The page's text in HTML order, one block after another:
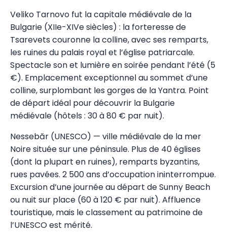
Veliko Tarnovo fut la capitale médiévale de la
Bulgarie (XIIe-XIVe siècles) : la forteresse de
Tsarevets couronne la colline, avec ses remparts,
les ruines du palais royal et l’église patriarcale.
Spectacle son et lumière en soirée pendant l’été (5
€). Emplacement exceptionnel au sommet d’une
colline, surplombant les gorges de la Yantra. Point
de départ idéal pour découvrir la Bulgarie
médiévale (hôtels : 30 à 80 € par nuit).
Nessebăr (UNESCO) — ville médiévale de la mer
Noire située sur une péninsule. Plus de 40 églises
(dont la plupart en ruines), remparts byzantins,
rues pavées. 2 500 ans d’occupation ininterrompue.
Excursion d’une journée au départ de Sunny Beach
ou nuit sur place (60 à 120 € par nuit). Affluence
touristique, mais le classement au patrimoine de
l’UNESCO est mérité.